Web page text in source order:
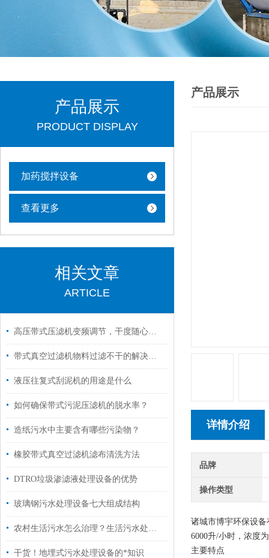
产品展示
PRODUCT DISPLAY
加药搅拌设备
查看更多
相关文章
ARTICLE
高压带式压滤机变频调节，干度随心所欲！
带式真空过滤机物料过滤不干的解决方法
液压往复式刮泥机的用途是什么
如何确保带式污泥压滤机的脱水率？
造纸污水中主要含有哪些污染物？
橡胶带式真空过滤机滤布清洗方法
DTRO垃圾渗滤液处理设备的优势
玻璃钢污水处理设备七大组成结构
农村生活污水怎么治理？生活污水处理设备解决污水困扰
干货！地埋式污水处理设备的*知识
产品展示
详情介绍
品牌
操作类型
诸城市博宇环保设
6000升/小时，浓度
主要特点